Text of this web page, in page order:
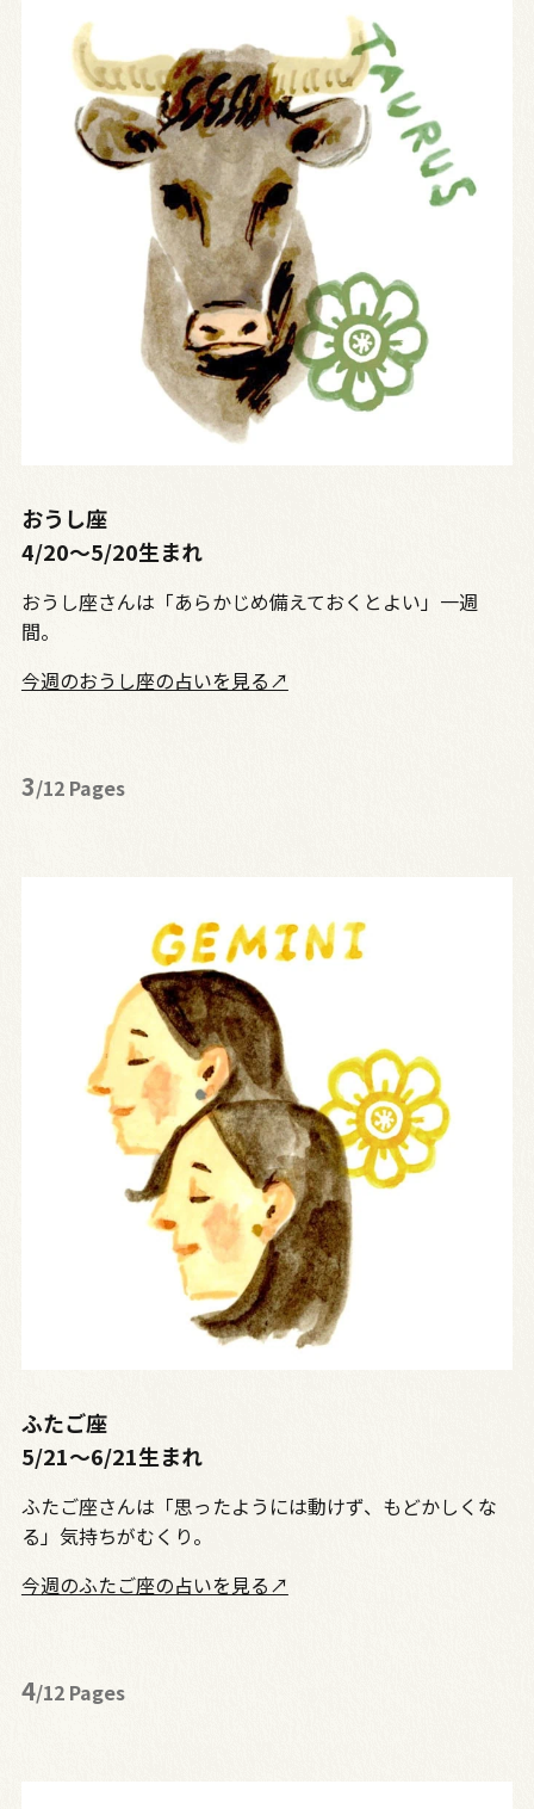
おうし座
4/20～5/20生まれ
おうし座さんは「あらかじめ備えておくとよい」一週
間。
今週のおうし座の占いを見る↗
3/12 Pages
ふたご座
5/21～6/21生まれ
ふたご座さんは「思ったようには動けず、もどかしくな
る」気持ちがむくり。
今週のふたご座の占いを見る↗
4/12 Pages